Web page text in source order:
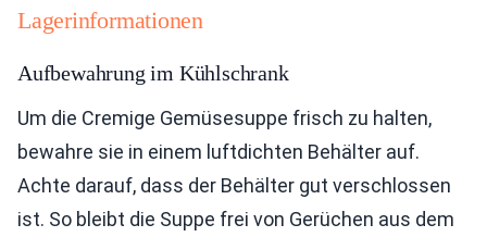
Lagerinformationen
Aufbewahrung im Kühlschrank
Um die Cremige Gemüsesuppe frisch zu halten,
bewahre sie in einem luftdichten Behälter auf.
Achte darauf, dass der Behälter gut verschlossen
ist. So bleibt die Suppe frei von Gerüchen aus dem